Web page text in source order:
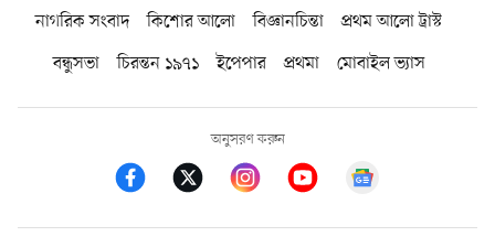
নাগরিক সংবাদ কিশোর আলো বিজ্ঞানচিন্তা
প্রথম আলো ট্রাস্ট
বন্ধুসভা
চিরন্তন ১৯৭১ ইপেপার প্রথমা মোবাইল ভ্যাস
অনুসরণ করুন